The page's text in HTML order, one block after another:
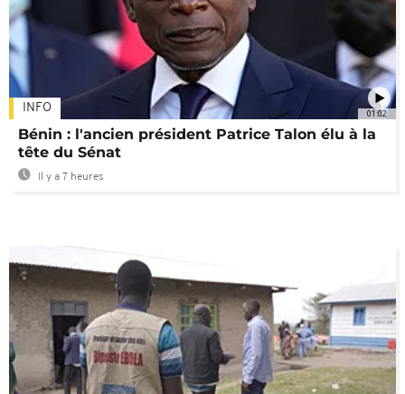
01:02
INFO
Bénin : l'ancien président Patrice Talon élu à la
tête du Sénat
Il y a 7 heures